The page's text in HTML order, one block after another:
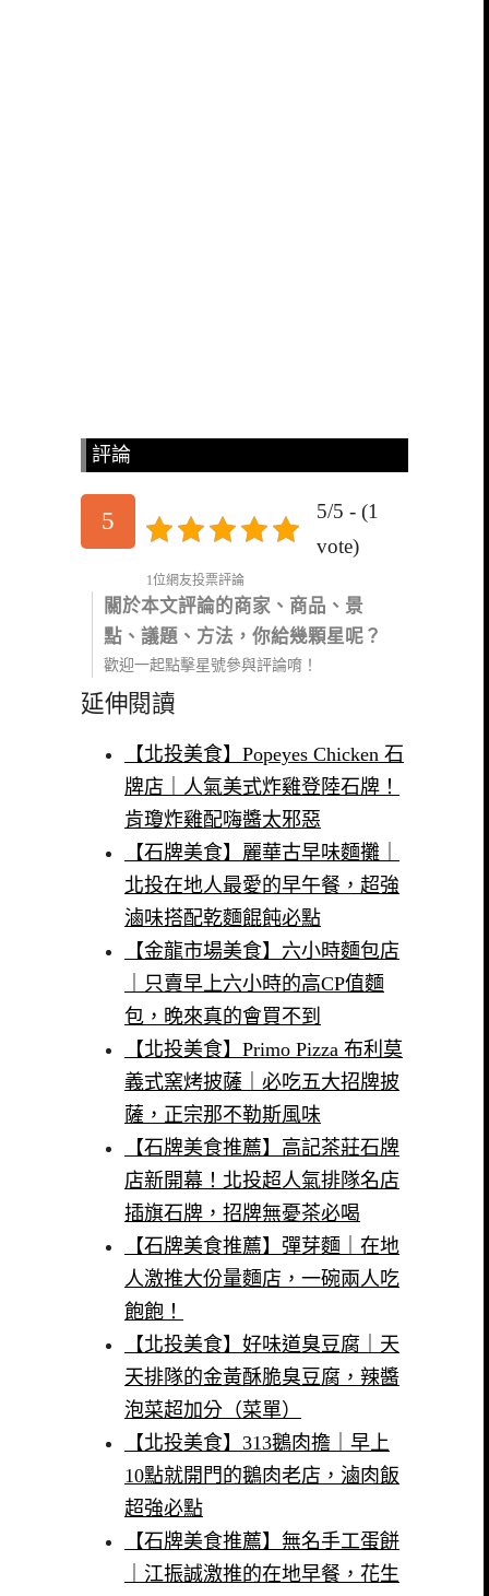
評論
5
5/5 - (1
vote)
1位網友投票評論
關於本文評論的商家、商品、景
點、議題、方法，你給幾顆星呢？
歡迎一起點擊星號參與評論唷！
延伸閱讀
【北投美食】Popeyes Chicken 石
牌店｜人氣美式炸雞登陸石牌！
肯瓊炸雞配嗨醬太邪惡
【石牌美食】麗華古早味麵攤｜
北投在地人最愛的早午餐，超強
滷味搭配乾麵餛飩必點
【金龍市場美食】六小時麵包店
｜只賣早上六小時的高CP值麵
包，晚來真的會買不到
【北投美食】Primo Pizza 布利莫
義式窯烤披薩｜必吃五大招牌披
薩，正宗那不勒斯風味
【石牌美食推薦】高記茶莊石牌
店新開幕！北投超人氣排隊名店
插旗石牌，招牌無憂茶必喝
【石牌美食推薦】彈芽麵｜在地
人激推大份量麵店，一碗兩人吃
飽飽！
【北投美食】好味道臭豆腐｜天
天排隊的金黃酥脆臭豆腐，辣醬
泡菜超加分（菜單）
【北投美食】313鵝肉擔｜早上
10點就開門的鵝肉老店，滷肉飯
超強必點
【石牌美食推薦】無名手工蛋餅
｜江振誠激推的在地早餐，花生